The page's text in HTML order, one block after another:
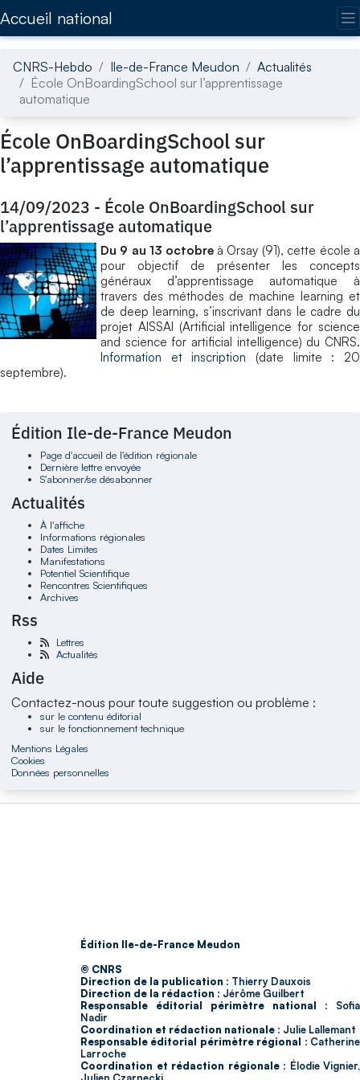
Accueil national
CNRS-Hebdo Ile-de-France Meudon
Actualités
École OnBoardingSchool sur l’apprentissage
automatique
École OnBoardingSchool sur
l’apprentissage automatique
14/09/2023 - École OnBoardingSchool sur
l’apprentissage automatique
Du 9 au 13 octobreà Orsay (91), cette école a
pour objectif de présenter les concepts
généraux d’apprentissage automatique à
travers des méthodes de machine learning et
de deep learning, s’inscrivant dans le cadre du
projet AISSAI (Artificial intelligence for science
and science for artificial intelligence) du CNRS.
Information et inscription (date limite : 20
septembre).
Édition Ile-de-France Meudon
Page d'accueil de l'édition régionale
Dernière lettre envoyée
S'abonner/se désabonner
Actualités
À l'affiche
Informations régionales
Dates Limites
Manifestations
Potentiel Scientifique
Rencontres Scientifiques
Archives
Rss
Lettres
Actualités
Aide
Contactez-nous pour toute suggestion ou problème :
sur le contenu éditorial
sur le fonctionnement technique
Mentions Légales
Cookies
Données personnelles
Édition Ile-de-France Meudon
© CNRS
Direction de la publication : Thierry Dauxois
Direction de la rédaction : Jérôme Guilbert
Responsable éditorial périmètre national : Sofia
Nadir
Coordination et rédaction nationale : Julie Lallemant
Responsable éditorial périmètre régional : Catherine
Larroche
Coordination et rédaction régionale : Élodie Vignier,